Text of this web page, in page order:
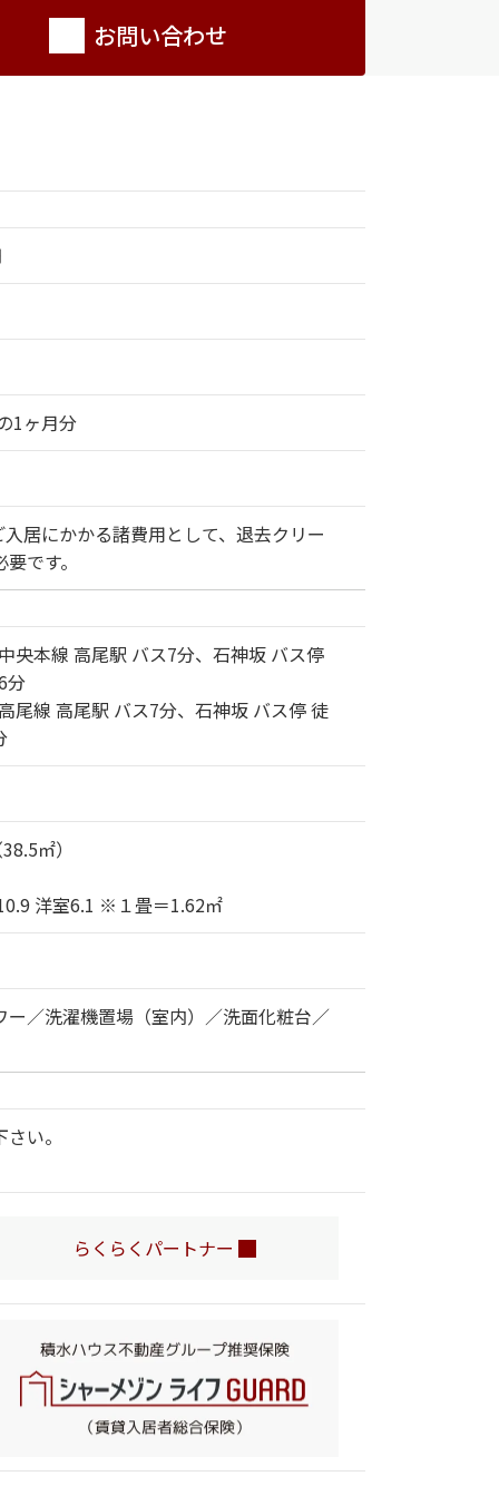
お問い合わせ
1ヶ月分
居にかかる諸費用として、退去クリー
です。
央本線 高尾駅 バス7分、石神坂 バス停
分
尾線 高尾駅 バス7分、石神坂 バス停 徒
㎡）
洋室6.1 ※１畳＝1.62㎡
／洗濯機置場（室内）／洗面化粧台／
い。
らくらくパートナー